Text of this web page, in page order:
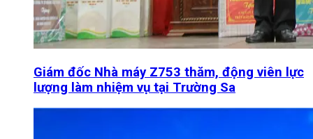
Giám đốc Nhà máy Z753 thăm, động viên lực
lượng làm nhiệm vụ tại Trường Sa